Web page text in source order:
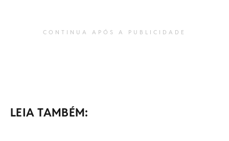
CONTINUA APÓS A PUBLICIDADE
LEIA TAMBÉM: